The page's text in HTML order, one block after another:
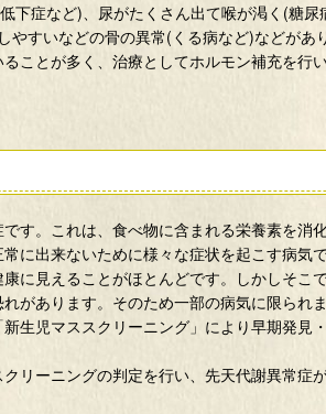
下症など)、尿がたくさん出て喉が渇く(糖
すいなどの骨の異常(くる病など)などがあ
ことが多く、治療としてホルモン補充を行い
す。これは、食べ物に含まれる栄養素を消
に出来ないために様々な症状を起こす病気
に見えることがほとんどです。しかしそこ
があります。そのため一部の病気に限られ
生児マススクリーニング」により早期発見
リーニングの判定を行い、先天代謝異常症